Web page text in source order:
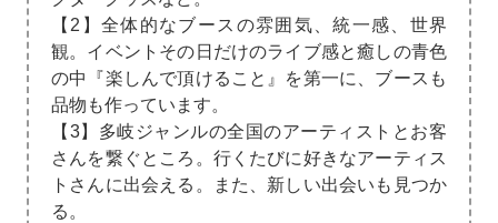
【2】全体的なブースの雰囲気、統一感、世界
観。イベントその日だけのライブ感と癒しの青色
の中『楽しんで頂けること』を第一に、ブースも
品物も作っています。
【3】多岐ジャンルの全国のアーティストとお客
さんを繋ぐところ。行くたびに好きなアーティス
トさんに出会える。また、新しい出会いも見つか
る。